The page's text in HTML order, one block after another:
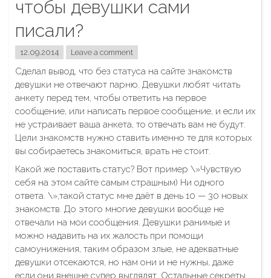
чтобы девушки сами
писали?
12.09.2014 Leave a comment
Сделал вывод, что без статуса на сайте знакомств
девушки не отвечают парню. Девушки любят читать
анкету перед тем, чтобы ответить на первое
сообщение, или написать первое сообщение, и если их
не устраивает ваша анкета, то отвечать вам не будут.
Цели знакомств нужно ставить именно те для которых
вы собираетесь знакомиться, врать не стоит.
Какой же поставить статус? Вот пример \»Чувствую
себя на этом сайте самым страшным) Ни одного
ответа. \»,такой статус мне даёт в день 10 — 30 новых
знакомств. До этого многие девушки вообще не
отвечали на мои сообщения. Девушки ранимые и
можно надавить на их жалость при помощи
самоунижения, таким образом злые, не адекватные
девушки отсекаются, но нам они и не нужны, даже
если они внешне супер выглядят. Остальные секреты